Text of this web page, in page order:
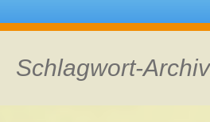
Schlagwort-